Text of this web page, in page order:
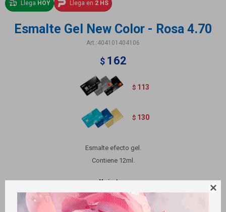

Llega HOY Llega en 2 HS
Esmalte Gel New Color - Rosa 4.70
404101404106
$ 162
$ 113
$ 130
Esmalte efecto gel.
Contiene 12ml.
Variantes: